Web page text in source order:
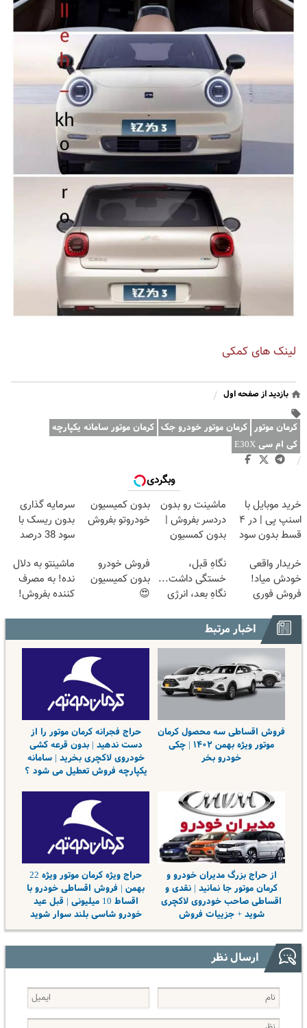
لینک های کمکی
بازدید از صفحه اول /
کرمان موتور کرمان موتور خودرو جک کرمان موتور سامانه یکپارچه
کی ام سی E30X
/
وبگردی
خرید موبایل با
اسنپ پی | در ۴
قسط بدون سود
ماشینت رو بدون
دردسر بفروش |
بدون کمسیون
بدون کمیسیون
خودروتو بفروش
سرمایه گذاری
بدون ریسک با
سود 38 درصد
خریدار واقعی
خودش میاد!
فروش فوری
مکانیک
نگاهِ قبل،
خستگی داشت...
نگاهِ بعد، انرژی
25% تخفیف
فروش خودرو
بدون کمیسیون
😍
ماشینتو به دلال
نده! به مصرف
کننده بفروش!
اخبار مرتبط
فروش اقساطی سه محصول کرمان
موتور ویژه بهمن ۱۴۰۲ | چکی
خودرو بخر
حراج فجرانه کرمان موتور را از
دست ندهید | بدون قرعه کشی
خودروی لاکچری بخرید | سامانه
یکپارچه فروش تعطیل می شود ؟
از حراج بزرگ مدیران خودرو و
کرمان موتور جا نمانید | نقدی و
اقساطی صاحب خودروی لاکچری
شوید + جزییات فروش
حراج ویژه کرمان موتور ویژه 22
بهمن | فروش اقساطی خودرو با
اقساط 10 میلیونی | قبل عید
خودرو شاسی بلند سوار شوید
ارسال نظر